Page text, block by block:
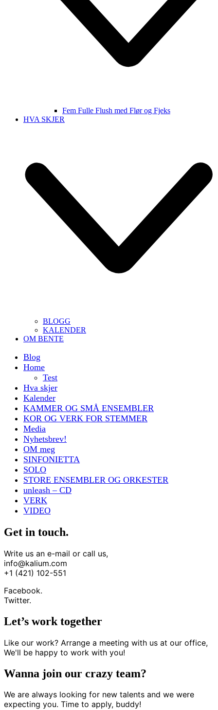
Fem Fulle Flush med Flør og Fjeks
HVA SKJER
BLOGG
KALENDER
OM BENTE
Blog
Home
Test
Hva skjer
Kalender
KAMMER OG SMÅ ENSEMBLER
KOR OG VERK FOR STEMMER
Media
Nyhetsbrev!
OM meg
SINFONIETTA
SOLO
STORE ENSEMBLER OG ORKESTER
unleash – CD
VERK
VIDEO
Get in touch.
Write us an e-mail or call us,
info@kalium.com
+1 (421) 102-551
Facebook.
Twitter.
Let’s work together
Like our work? Arrange a meeting with us at our office,
We'll be happy to work with you!
Wanna join our crazy team?
We are always looking for new talents and we were
expecting you. Time to apply, buddy!